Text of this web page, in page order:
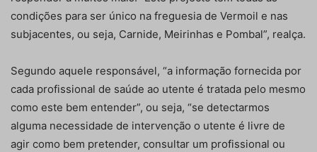
condições para ser único na freguesia de Vermoil e nas
subjacentes, ou seja, Carnide, Meirinhas e Pombal”, realça.
Segundo aquele responsável, “a informação fornecida por
cada profissional de saúde ao utente é tratada pelo mesmo
como este bem entender”, ou seja, “se detectarmos
alguma necessidade de intervenção o utente é livre de
agir como bem pretender, consultar um profissional ou